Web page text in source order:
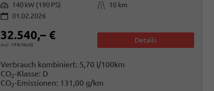
Leistung 140 kW (190 PS) Kilometerstand
10 km
01.02.2026
32.540,– €
incl. 19% MwSt.
Details
Verbrauch kombiniert: 5,70 l/100km
CO2-Klasse: D
CO2-Emissionen: 131,00 g/km